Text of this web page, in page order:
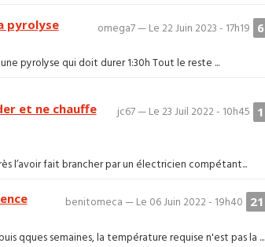
6
omega7 — Le 22 Juin 2023 - 17h19
pyrolyse
pyrolyse qui doit durer 1:30h Tout le reste ...
1
jc67 — Le 23 Juil 2022 - 10h45
et ne chauffe
l’avoir fait brancher par un électricien compétant...
21
benitomeca — Le 06 Juin 2022 - 19h40
qques semaines, la température requise n'est pas la ...